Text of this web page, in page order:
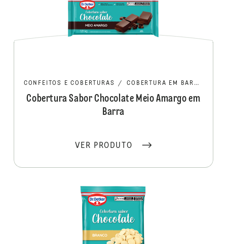
CONFEITOS E COBERTURAS / COBERTURA EM BARRA/MOEDA
Cobertura Sabor Chocolate Meio Amargo em
Barra
VER PRODUTO